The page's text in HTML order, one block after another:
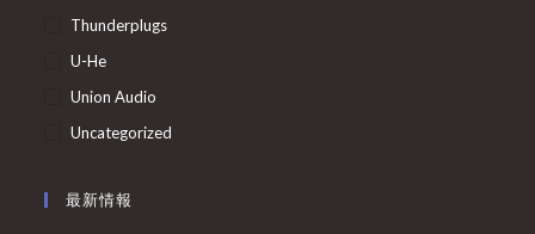
Thunderplugs
U-He
Union Audio
Uncategorized
最新情報